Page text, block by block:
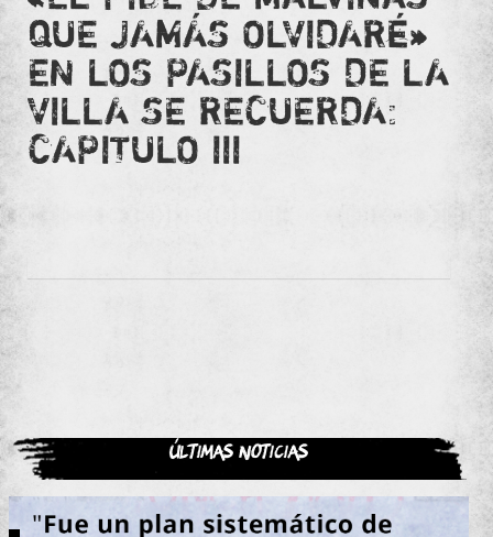
QUE JAMÁS OLVIDARÉ»
EN LOS PASILLOS DE LA
VILLA SE RECUERDA:
CAPITULO III
Últimas noticias